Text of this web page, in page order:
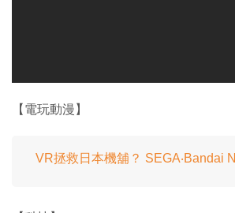
【電玩動漫】
VR拯救日本機舖？ SEGA‧Bandai